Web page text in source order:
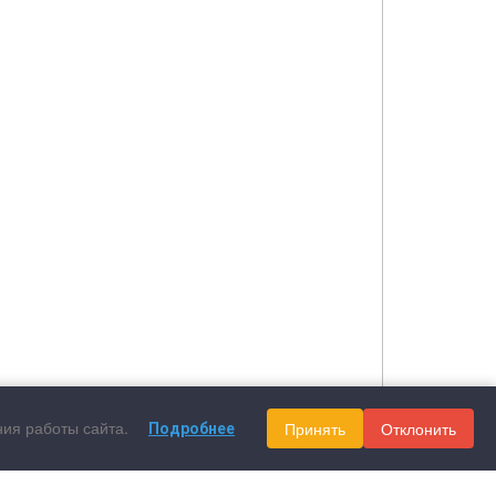
работы сайта. Подробнее Принять Отклонить